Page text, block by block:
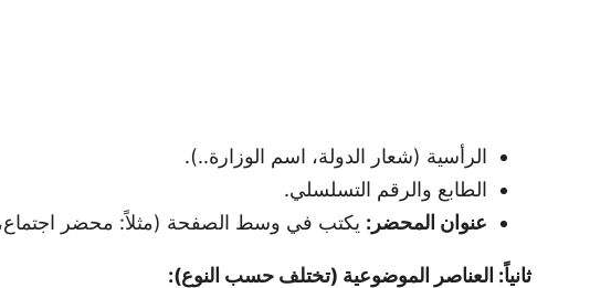
الرأسية (شعار الدولة، اسم الوزارة..).
الطابع والرقم التسلسلي.
عنوان المحضر: يكتب في وسط الصفحة (مثلاً: محضر
ثانياً: العناصر الموضوعية (تختلف حسب النوع):